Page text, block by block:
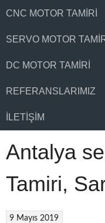
CNC MOTOR TAMIRI
SERVO MOTOR
DC MOTOR TAMIRI
REFERANSLARIMIZ
İLETIŞIM
Antalya
Tamiri,
9 Mayıs 2019